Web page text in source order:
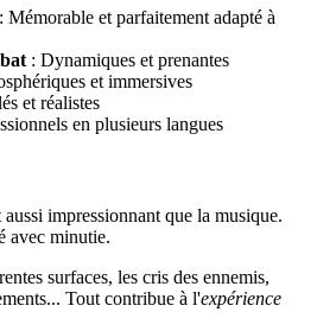
: Mémorable et parfaitement adapté à
: Dynamiques et prenantes
et immersives
et réalistes
en plusieurs langues
aussi impressionnant que la musique.
avec minutie.
surfaces, les cris des ennemis,
Tout contribue à l'expérience